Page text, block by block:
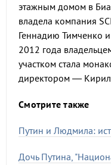
этажным домом в
владела компания
Геннадию Тимченко
2012 года
участком стала
директором —
Смотрите также
Путин и Людмила:
Дочь Путина,